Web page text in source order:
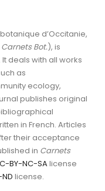
d’Occitanie,
Carnets Bot.), is
deals with all works
as
ecology,
publishes original
in French. Articles
their acceptance
in Carnets
BY-NC-SAlicense
license.